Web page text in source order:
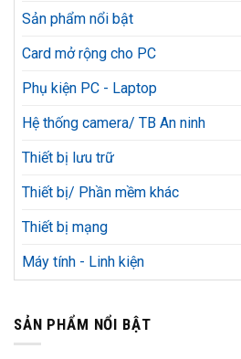
Sản phẩm nổi bật
Card mở rộng cho PC
Phụ kiện PC - Laptop
Hệ thống camera/ TB An ninh
Thiết bị lưu trữ
Thiết bị/ Phần mềm khác
Thiết bị mạng
Máy tính - Linh kiện
SẢN PHẨM NỔI BẬT